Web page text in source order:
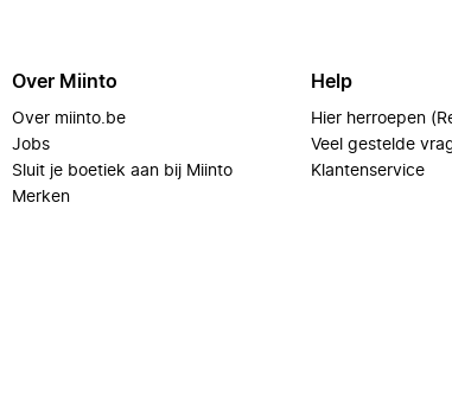
Over Miinto
Over miinto.be
Jobs
Sluit je boetiek aan bij Miinto
Merken
Help
Hier herroepen
Veel gestelde
Klantenservice